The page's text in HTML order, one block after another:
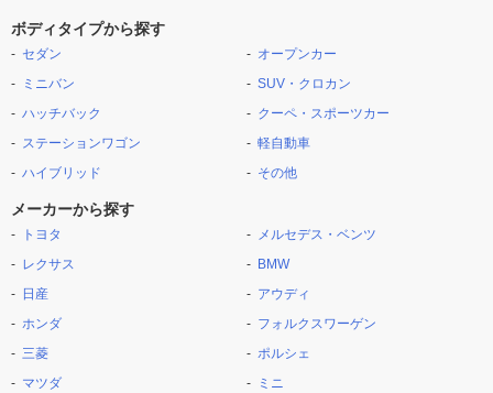
ボディタイプから探す
セダン
ミニバン
ハッチバック
ステーションワゴン
ハイブリッド
オープンカー
SUV・クロカン
クーペ・スポーツカー
軽自動車
その他
メーカーから探す
トヨタ
レクサス
日産
ホンダ
三菱
マツダ
メルセデス・ベンツ
BMW
アウディ
フォルクスワーゲン
ポルシェ
ミニ